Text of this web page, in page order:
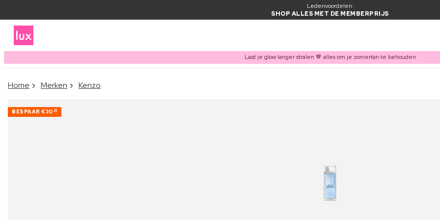
Ledenvoordelen:
SHOP ALLES MET DE MEMBERPRIJS
Laat je glow langer stralen 🤎 alles om je zomertan te behouden
Home Merken Kenzo
BESPAAR €30 50